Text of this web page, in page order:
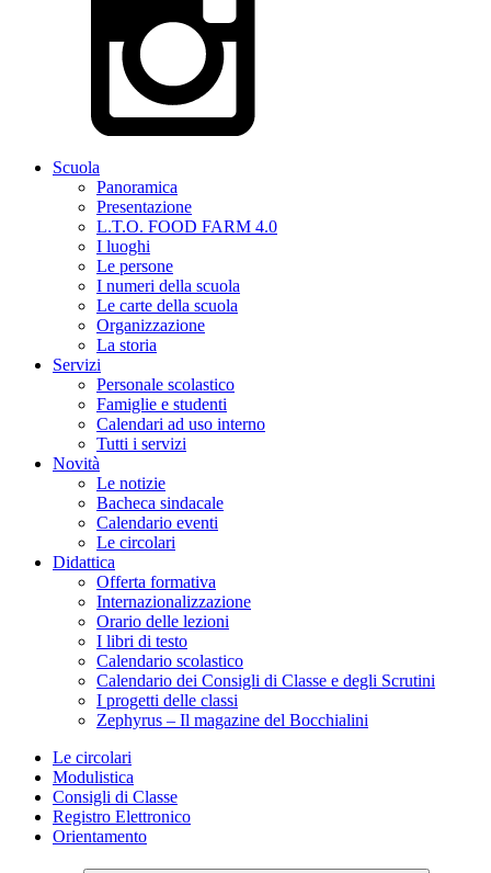
Scuola
Panoramica
Presentazione
L.T.O. FOOD FARM 4.0
I luoghi
Le persone
I numeri della scuola
Le carte della scuola
Organizzazione
La storia
Servizi
Personale scolastico
Famiglie e studenti
Calendari ad uso interno
Tutti i servizi
Novità
Le notizie
Bacheca sindacale
Calendario eventi
Le circolari
Didattica
Offerta formativa
Internazionalizzazione
Orario delle lezioni
I libri di testo
Calendario scolastico
Calendario dei Consigli di Classe e degli Scrutini
I progetti delle classi
Zephyrus – Il magazine del Bocchialini
Le circolari
Modulistica
Consigli di Classe
Registro Elettronico
Orientamento